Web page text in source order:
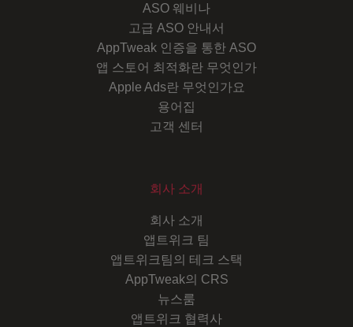
ASO 웨비나
고급 ASO 안내서
AppTweak 인증을 통한 ASO
앱 스토어 최적화란 무엇인가
Apple Ads란 무엇인가요
용어집
고객 센터
회사 소개
회사 소개
앱트위크 팀
앱트위크팀의 테크 스택
AppTweak의 CRS
뉴스룸
앱트위크 협력사